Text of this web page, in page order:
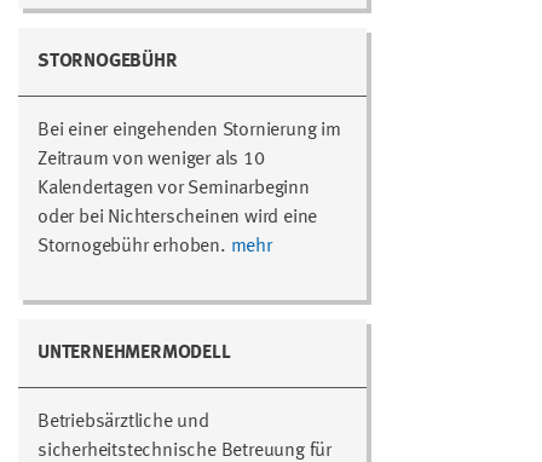
STORNOGEBÜHR
Bei einer eingehenden Stornierung im
Zeitraum von weniger als 10
Kalendertagen vor Seminarbeginn
oder bei Nichterscheinen wird eine
Stornogebühr erhoben. mehr
UNTERNEHMERMODELL
Betriebsärztliche und
sicherheitstechnische Betreuung für